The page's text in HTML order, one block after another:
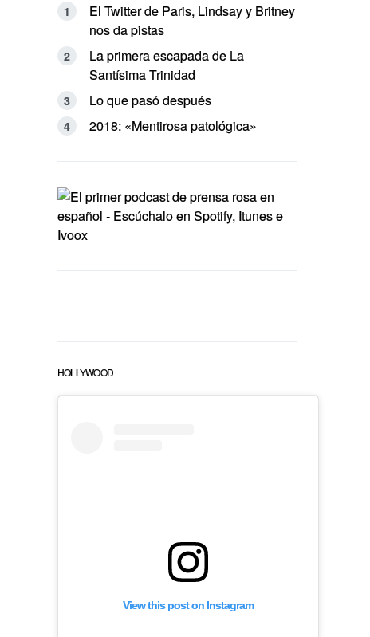
El Twitter de Paris, Lindsay y Britney
nos da pistas
La primera escapada de La
Santísima Trinidad
Lo que pasó después
2018: «Mentirosa patológica»
HOLLYWOOD
View this post on Instagram